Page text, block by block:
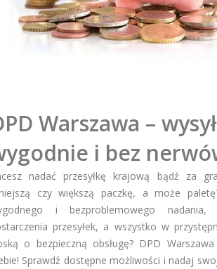
Warszawa –
i bez
nadać przesyłkę krajową bądź za
czy większą paczkę, a może
i bezproblemowego
przesyłek, a wszystko w
o bezpieczną obsługę? DPD
Sprawdź dostępne możliwości i nadaj